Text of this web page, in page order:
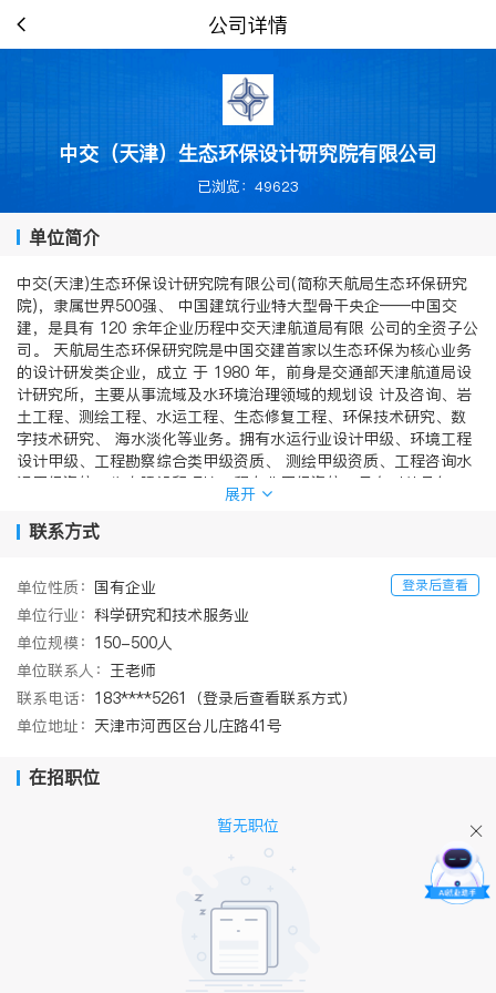
公司详情
中交（天津）生态环保设计研究院有限公司
已浏览：49623
单位简介
中交(天津)生态环保设计研究院有限公司(简称天航局生态环保研究
院)，隶属世界500强、 中国建筑行业特大型骨干央企——中国交
建，是具有 120 余年企业历程中交天津航道局有限 公司的全资子公
司。 天航局生态环保研究院是中国交建首家以生态环保为核心业务
的设计研发类企业，成立 于 1980 年，前身是交通部天津航道局设
计研究所，主要从事流域及水环境治理领域的规划设 计及咨询、岩
土工程、测绘工程、水运工程、生态修复工程、环保技术研究、数
字技术研究、 海水淡化等业务。拥有水运行业设计甲级、环境工程
设计甲级、工程勘察综合类甲级资质、 测绘甲级资质、工程咨询水
运甲级资信、生态建设和环境工程专业甲级资信，具有对外承包 工
程资格，是集科研、设计、EPC 总包管理于一体的国家级高新技术
企业。 天航局生态环保研究院始终秉持“科技领先 创新发展”的理
110 余项，省部级以上奖项百余项，荣获天津市 AAA 级劳动关系和
谐企业、天津市守合同重信用企业、天津市文明单位、滨海新区文
明单位、北 方设计联盟成员、全国交通运输文化建设卓越单位、天
津市五一劳动奖状、中国交建文明单 位、中国交建先进基层党组
织、天津市规划建设交通系统纪检监察工作“先进集体”等荣誉 称
号。天航测绘的经营范围主要包括海洋测绘、工程测量、无人机航
测、测绘地理信息等业务， 项目遍布祖国沿海一线、内河湖泊以及
欧洲、东南亚、中东和非洲。拥有多波束测深系统 10 余款和无人机
际先进以及 国内领先的测绘核心技术。承担了天津港、杭州西湖、
深水航道、乌克兰南方港、俄罗斯圣彼得堡、波兰、肯尼亚、马 来
西亚等多项测量任务，具有先进的测量专业技术和丰富的项目储
展开
联系方式
登录后查看
单位性质： 国有企业
单位行业： 科学研究和技术服务业
单位规模： 150-500人
单位联系人： 王老师
联系电话： 183****5261（登录后查看联系方式）
单位地址： 天津市河西区台儿庄路41号
在招职位
暂无职位